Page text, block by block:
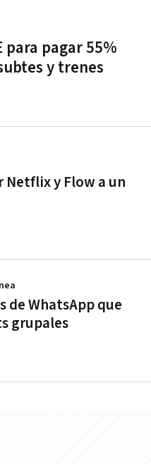
para pagar 55%
y trenes
Netflix y Flow a un
de WhatsApp que
grupales